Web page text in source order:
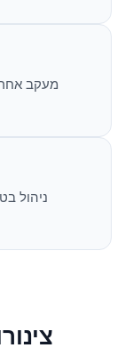
מעקב אחר
ניהול